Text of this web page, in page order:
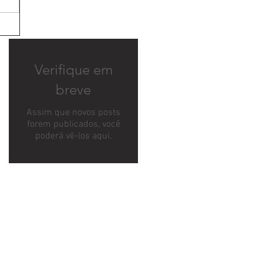
Verifique em
breve
Assim que novos posts
forem publicados, você
poderá vê-los aqui.